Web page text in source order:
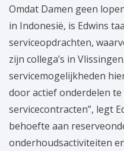
Omdat Damen geen
in Indonesië, is Edwins
serviceopdrachten,
zijn collega’s in
servicemogelijkheden
door actief onderdelen
servicecontracten”, legt
behoefte aan
onderhoudsactiviteiten